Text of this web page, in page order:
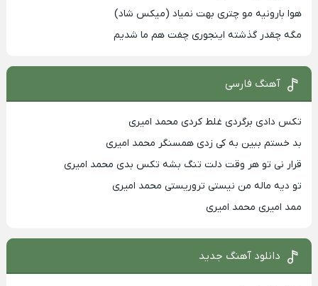
هوا بارونیه مو چتری بهت نمیاد (میکس شاد)
مگه چقدر گذشته اینجوری چفت هم ما شدیم
آهنگ فارسی
تکس دادی برگردی غلط کردی محمد امیری
بد خستم ببین به کی زدی همسنگر محمد امیری
قرار نی تو هر وقت دلت تنگ بشه تکس بدی محمد امیری
تو دیه ماله من نیستی تروریستی محمد امیری
ممد امیری محمد امیری
دانلود آهنگ جدید